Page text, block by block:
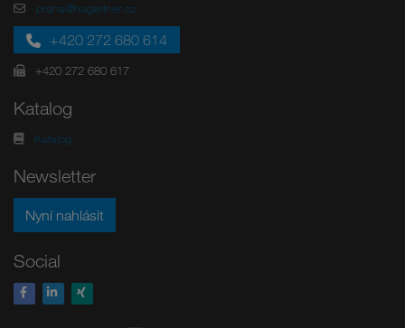
praha@hagleitner.cz
+420 272 680 614
+420 272 680 617
Katalog
Katalog
Newsletter
Nyní nahlásit
Social